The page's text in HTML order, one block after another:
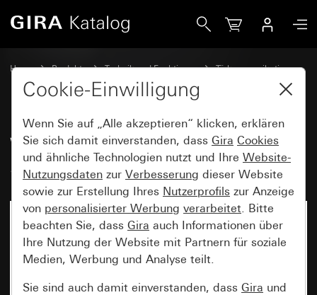
Home Produkte Technik und Funktionen
Türkommunikation
Gira Wohnungsstationen
Wohnungsstation Video AP Plus
System 55
Cookie-Einwilligung
Wenn Sie auf „Alle akzeptieren“ klicken, erklären
Sie sich damit einverstanden, dass Gira Cookies
und ähnliche Technologien nutzt und Ihre Website-
Nutzungsdaten zur Verbesserung dieser Website
sowie zur Erstellung Ihres Nutzerprofils zur Anzeige
von personalisierter Werbung verarbeitet. Bitte
beachten Sie, dass Gira auch Informationen über
Ihre Nutzung der Website mit Partnern für soziale
Medien, Werbung und Analyse teilt.
Sie sind auch damit einverstanden, dass Gira und